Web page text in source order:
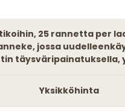
jossa
täysväripainatuksella,
Yksikköhinta